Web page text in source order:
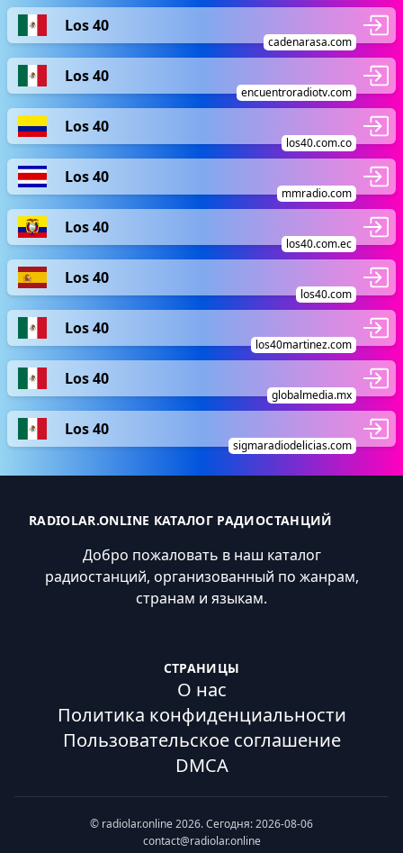
Los 40
cadenarasa.com
Los 40
encuentroradiotv.com
Los 40
los40.com.co
Los 40
mmradio.com
Los 40
los40.com.ec
Los 40
los40.com
Los 40
los40martinez.com
Los 40
globalmedia.mx
Los 40
sigmaradiodelicias.com
RADIOLAR.ONLINE КАТАЛОГ РАДИОСТАНЦИЙ
Добро пожаловать в наш каталог
радиостанций, организованный по жанрам,
странам и языкам.
СТРАНИЦЫ
О нас
Политика конфиденциальности
Пользовательское соглашение
DMCA
© radiolar.online 2026. Сегодня: 2026-08-06
contact@radiolar.online